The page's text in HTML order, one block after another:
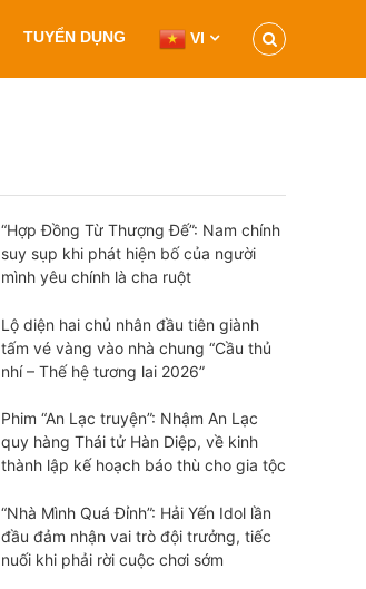
TUYỂN DỤNG VI
“Hợp Đồng Từ Thượng Đế”: Nam chính
suy sụp khi phát hiện bố của người
mình yêu chính là cha ruột
Lộ diện hai chủ nhân đầu tiên giành
tấm vé vàng vào nhà chung “Cầu thủ
nhí – Thế hệ tương lai 2026”
Phim “An Lạc truyện”: Nhậm An Lạc
quy hàng Thái tử Hàn Diệp, về kinh
thành lập kế hoạch báo thù cho gia tộc
“Nhà Mình Quá Đỉnh”: Hải Yến Idol lần
đầu đảm nhận vai trò đội trưởng, tiếc
nuối khi phải rời cuộc chơi sớm